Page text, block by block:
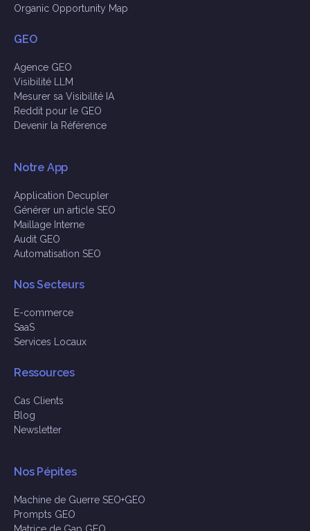
Organic Opportunity Map
GEO
Agence GEO
Visibilité LLM
Mesurer sa Visibilité IA
Reddit pour le GEO
Devenir la Référence
Notre App
Application Decupler
Générer un article SEO
Maillage Interne
Audit GEO
Automatisation SEO
Nos Secteurs
E-commerce
SaaS
Services Locaux
Ressources
Cas Clients
Blog
Newsletter
Nos Pépites
Machine de Guerre SEO+GEO
Prompts GEO